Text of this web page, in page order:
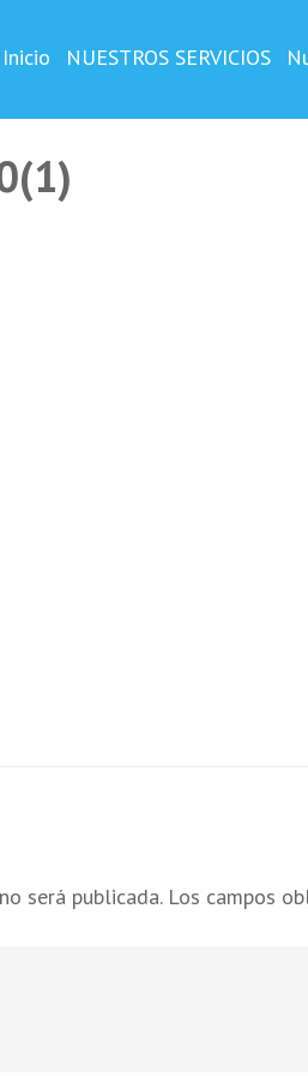
HORMICOSTA
pulido y impreso ,vertical
Inicio NUESTROS SERVICIOS
será publicada. Los campos